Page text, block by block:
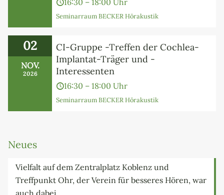
16:30 – 18:00 Uhr
Seminarraum BECKER Hörakustik
02
NOV.
2026
CI-Gruppe -Treffen der Cochlea-
Implantat-Träger und -
Interessenten
16:30 – 18:00 Uhr
Seminarraum BECKER Hörakustik
Neues
Vielfalt auf dem Zentralplatz Koblenz und
Treffpunkt Ohr, der Verein für besseres Hören, war
auch dabei